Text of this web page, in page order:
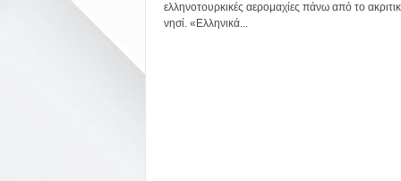
ελληνοτουρκικές αερομαχίες πάνω από το
νησί. «Ελληνικά...